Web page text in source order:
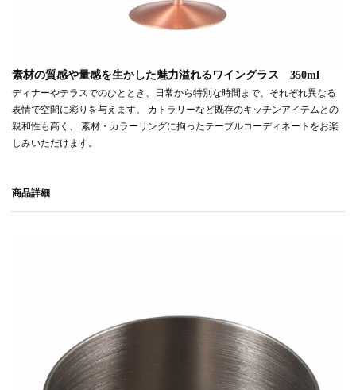
素材の質感や量感を生かした魅力溢れるワイングラス 350ml
ディナーやテラスでのひととき、日常から特別な時間まで、それぞれ異なる
表情で空間に彩りを与えます。 カトラリーなど既存のキッチンアイテムとの
親和性も高く、 素材・カラーリングに拘ったテーブルコーディネートをお楽
しみいただけます。
商品詳細